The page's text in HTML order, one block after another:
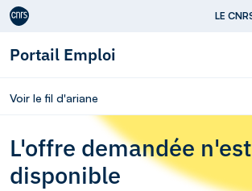
Aller au contenu LE
Portail Emploi
Voir le fil d'ariane
L'offre demandée
disponible